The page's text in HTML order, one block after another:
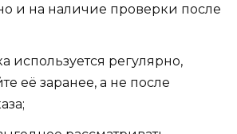
и на наличие проверки после
используется регулярно,
её заранее, а не после